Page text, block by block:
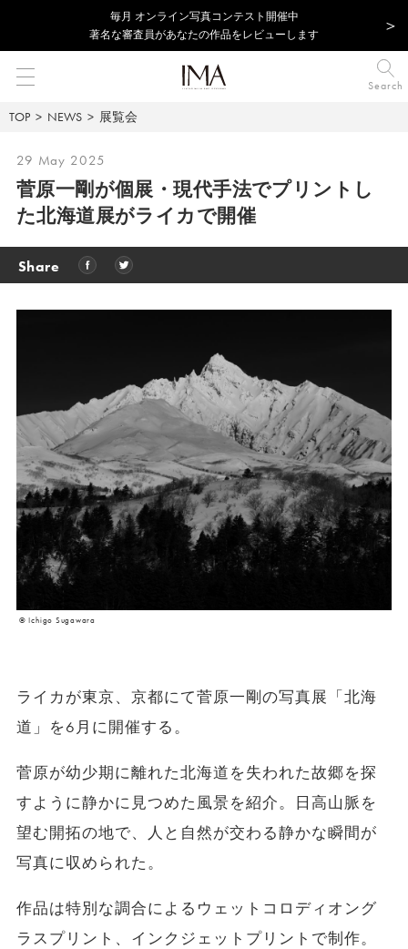
毎⽉ オンライン写真コンテスト開催中
著名な審査員があなたの作品をレビューします
Search
TOP NEWS 展覧会
29 May 2025
菅原一剛が個展・現代手法でプリントし
た北海道展がライカで開催
Share
© Ichigo Sugawara
ライカが東京、京都にて菅原一剛の写真展「北海
道」を6月に開催する。
菅原が幼少期に離れた北海道を失われた故郷を探
すように静かに見つめた風景を紹介。日高山脈を
望む開拓の地で、人と自然が交わる静かな瞬間が
写真に収められた。
作品は特別な調合によるウェットコロディオング
ラスプリント、インクジェットプリントで制作。